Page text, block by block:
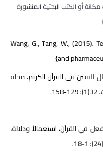
أو الكتب البحثية المنشورة
{Wang, G., Tang, W., (2015).
and
(2014) دلالة أفعال اليقين في القرآن الكريم، مجلة
صيغة استفعل في القرآن، استعمالاً ودلالة،